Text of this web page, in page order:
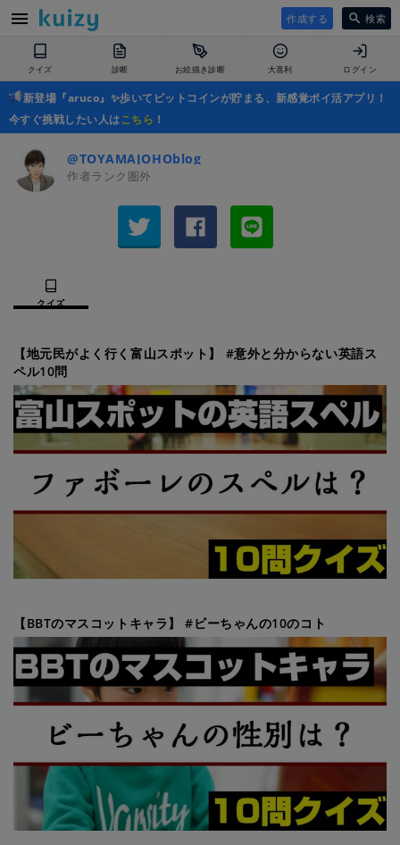
作成する 検索
クイズ 診断 お絵描き診断 大喜利 ログイン
新登場『aruco』✨歩いてビットコインが貯まる、新感覚ポイ活アプリ！
今すぐ挑戦したい人はこちら ！
@TOYAMAJOHOblog
作者ランク圏外
クイズ
【地元民がよく行く富山スポット】 #意外と分からない英語ス
ペル10問
【BBTのマスコットキャラ】 #ビーちゃんの10のコト